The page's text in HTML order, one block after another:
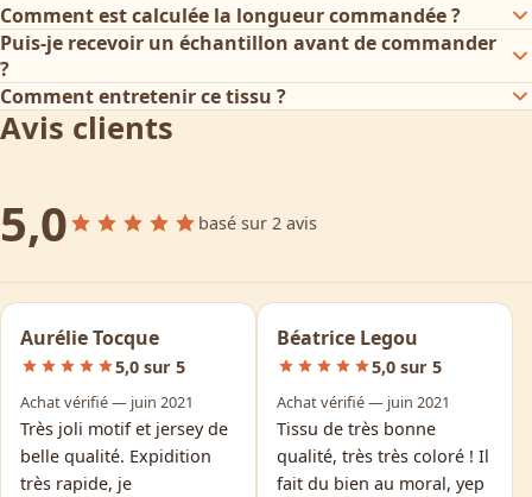
Comment est calculée la longueur commandée ?
Puis-je recevoir un échantillon avant de commander
?
Comment entretenir ce tissu ?
Avis clients
5,0 basé sur 2 avis
Aurélie Tocque
5,0 sur 5
Achat vérifié — juin 2021
Très joli motif et jersey de
belle qualité. Expidition
très rapide, je
Béatrice Legou
5,0 sur 5
Achat vérifié — juin 2021
Tissu de très bonne
qualité, très très coloré ! Il
fait du bien au moral, yep